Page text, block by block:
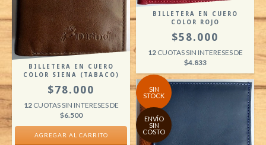
BILLETERA EN CUERO
COLOR SIENA (TABACO)
$78.000
12 CUOTAS SIN INTERESES DE
$6.500
AGREGAR AL CARRITO
BILLETERA EN CUERO
COLOR ROJO
$58.000
12 CUOTAS SIN INTERESES DE
$4.833
SIN
STOCK
ENVÍO
SIN
COSTO